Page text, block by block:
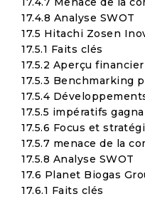
17.4.8 Analyse SWOT
17.5 Hitachi Zosen
17.5.1 Faits clés
17.5.2 Aperçu financier
17.5.3 Benchmarking
17.5.4
17.5.5 impératifs
17.5.6 Focus et
17.5.7 menace de la
17.5.8 Analyse SWOT
17.6 Planet Biogas
17.6.1 Faits clés